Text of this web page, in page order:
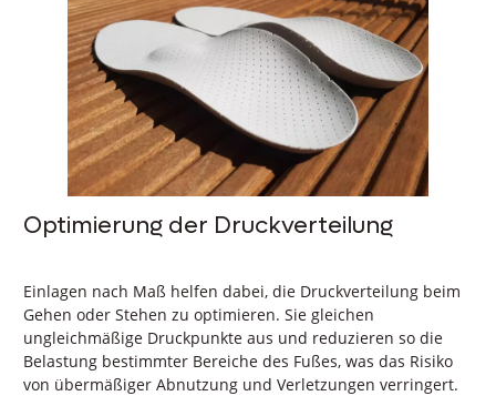
Optimierung der Druckverteilung
Einlagen nach Maß helfen dabei, die Druckverteilung beim
Gehen oder Stehen zu optimieren. Sie gleichen
ungleichmäßige Druckpunkte aus und reduzieren so die
Belastung bestimmter Bereiche des Fußes, was das Risiko
von übermäßiger Abnutzung und Verletzungen verringert.